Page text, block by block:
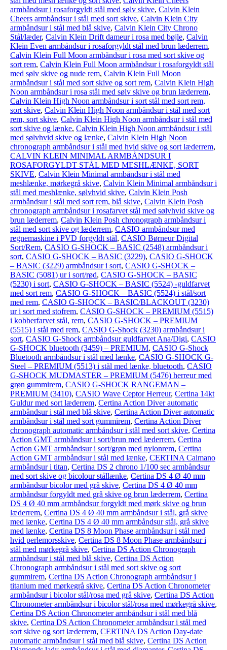
armbåndsur i rosaforgyldt stål med sølv skive, Calvin Klein
Cheers armbåndsur i stål med sort skive, Calvin Klein City
armbåndsur i stål med blå skive, Calvin Klein City Chrono
Stål/læder, Calvin Klein Drift dameur i rosa med bøjle, Calvin
Klein Even armbåndsur i rosaforgyldt stål med brun læderrem,
Calvin Klein Full Moon armbåndsur i rosa med sort skive og
sort rem, Calvin Klein Full Moon armbåndsur i rosaforgyldt stål
med sølv skive og nude rem, Calvin Klein Full Moon
armbåndsur i stål med sort skive og sort rem, Calvin Klein High
Noon armbåndsur i rosa stål med sølv skive og brun læderrem,
Calvin Klein High Noon armbåndsur i sort stål med sort rem,
sort skive, Calvin Klein High Noon armbåndsur i stål med sort
rem, sort skive, Calvin Klein High Noon armbåndsur i stål med
sort skive og lænke, Calvin Klein High Noon armbåndsur i stål
med sølvhvid skive og lænke, Calvin Klein High Noon
chronograph armbåndsur i stål med hvid skive og sort læderrem,
CALVIN KLEIN MINIMAL ARMBÅNDSUR I
ROSAFORGYLDT STÅL MED MESHLÆNKE, SORT
SKIVE, Calvin Klein Minimal armbåndsur i stål med
meshlænke, mørkegrå skive, Calvin Klein Minimal armbåndsur i
stål med meshlænke, sølvhvid skive, Calvin Klein Posh
armbåndsur i stål med sort rem, blå skive, Calvin Klein Posh
chronograph armbåndsur i rosafarvet stål med sølvhvid skive og
brun læderrem, Calvin Klein Posh chronograph armbåndsur i
stål med sort skive og læderrem, CASIO armbåndsur med
regnemaskine i PVD forgyldt stål, CASIO Børneur Digital
Sort/Rem, CASIO G-SHOCK – BASIC (2548) armbåndsur i
sort, CASIO G-SHOCK – BASIC (3229), CASIO G-SHOCK
– BASIC (3229) armbåndsur i sort, CASIO G-SHOCK –
BASIC (5081) ur i sort/rød, CASIO G-SHOCK – BASIC
(5230) i sort, CASIO G-SHOCK – BASIC (5524) -guldfarvet
med sort rem, CASIO G-SHOCK – BASIC (5524) i stål/sort
med rem, CASIO G-SHOCK – BASIC/BLACKOUT (3230)
ur i sort med stofrem, CASIO G-SHOCK – PREMIUM (5515)
i kobberfarvet stål, rem, CASIO G-SHOCK – PREMIUM
(5515) i stål med rem, CASIO G-Shock (3230) armbåndsur i
sort, CASIO G-Shock armbåndsur guldfarvet Ana/Digi, CASIO
G-SHOCK bluetooth (3459) – PREMIUM, CASIO G-Shock
Bluetooth armbåndsur i stål med lænke, CASIO G-SHOCK G-
Steel – PREMIUM (5513) i stål med lænke, bluetooth, CASIO
G-SHOCK MUDMASTER – PREMIUM (5476) herreur med
grøn gummirem, CASIO G-SHOCK RANGEMAN –
PREMIUM (3410), CASIO Wave Ceptor Herreur, Certina 14kt
Guldur med sort læderrem, Certina Action Diver automatic
armbåndsur i stål med blå skive, Certina Action Diver automatic
armbåndsur i stål med sort gummirem, Certina Action Diver
chronograph automatic armbåndsur i stål med sort skive, Certina
Action GMT armbåndsur i sort/brun med læderrem, Certina
Action GMT armbåndsur i sort/grøn med nylonrem, Certina
Action GMT armbåndsur i stål med lænke, CERTINA Caimano
armbåndsur i titan, Certina DS 2 chrono 1/100 sec armbåndsur
med sort skive og bicolour stållænke, Certina DS 4 Ø 40 mm
armbåndsur bicolor med grå skive, Certina DS 4 Ø 40 mm
armbåndsur forgyldt med grå skive og brun læderrem, Certina
DS 4 Ø 40 mm armbåndsur forgyldt med mørk skive og brun
læderrem, Certina DS 4 Ø 40 mm armbåndsur i stål, grå skive
med lænke, Certina DS 4 Ø 40 mm armbåndsur stål, grå skive
med lænke, Certina DS 8 Moon Phase armbåndsur i stål med
hvid perlemorsskive, Certina DS 8 Moon Phase armbåndsur i
stål med mørkegrå skive, Certina DS Action Chronograph
armbåndsur i stål med blå skive, Certina DS Action
Chronograph armbåndsur i stål med sort skive og sort
gummirem, Certina DS Action Chronograph armbåndsur i
titanium med mørkegrå skive, Certina DS Action Chronometer
armbåndsur i bicolor stål/rosa med grå skive, Certina DS Action
Chronometer armbåndsur i bicolor stål/rosa med mørkegrå skive,
Certina DS Action Chronometer armbåndsur i stål med blå
skive, Certina DS Action Chronometer armbåndsur i stål med
sort skive og sort læderrem, CERTINA DS Action Day-date
automatic armbåndsur i stål med blå skive, Certina DS Action